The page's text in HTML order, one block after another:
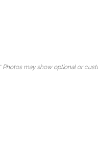
* Photos may show optional or